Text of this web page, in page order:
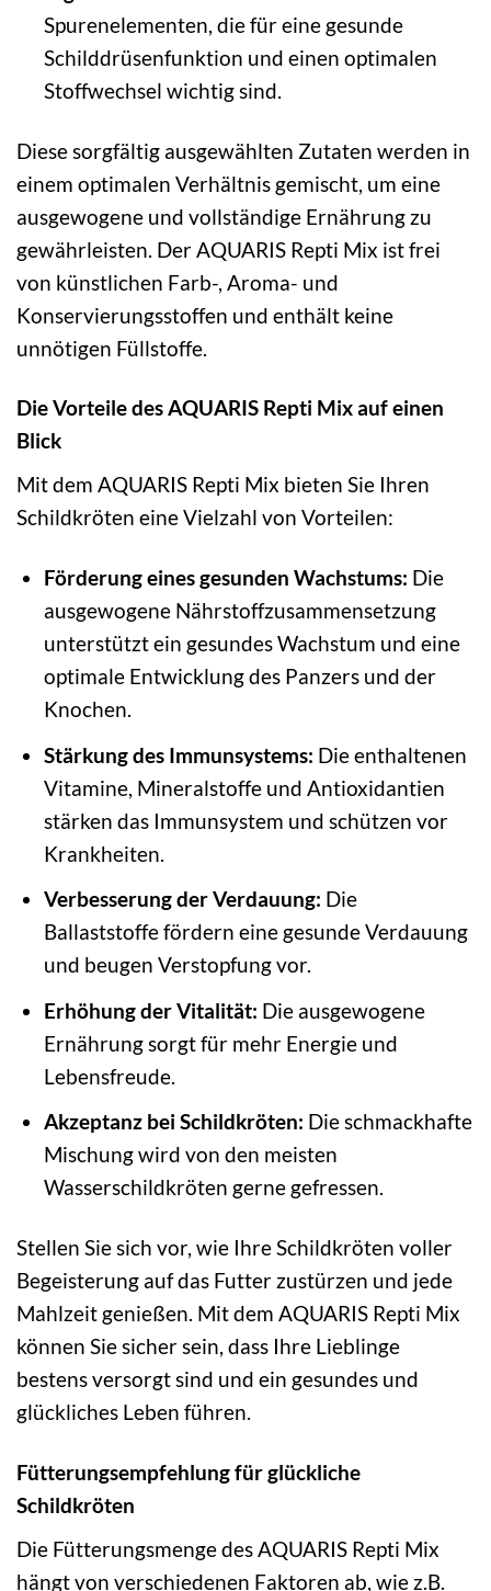
Spurenelementen, die für eine gesunde
Schilddrüsenfunktion und einen optimalen
Stoffwechsel wichtig sind.
Diese sorgfältig ausgewählten Zutaten werden in
einem optimalen Verhältnis gemischt, um eine
ausgewogene und vollständige Ernährung zu
gewährleisten. Der AQUARIS Repti Mix ist frei
von künstlichen Farb-, Aroma- und
Konservierungsstoffen und enthält keine
unnötigen Füllstoffe.
Die Vorteile des AQUARIS Repti Mix auf einen
Blick
Mit dem AQUARIS Repti Mix bieten Sie Ihren
Schildkröten eine Vielzahl von Vorteilen:
Förderung eines gesunden Wachstums: Die
ausgewogene Nährstoffzusammensetzung
unterstützt ein gesundes Wachstum und eine
optimale Entwicklung des Panzers und der
Knochen.
Stärkung des Immunsystems: Die enthaltenen
Vitamine, Mineralstoffe und Antioxidantien
stärken das Immunsystem und schützen vor
Krankheiten.
Verbesserung der Verdauung: Die
Ballaststoffe fördern eine gesunde Verdauung
und beugen Verstopfung vor.
Erhöhung der Vitalität: Die ausgewogene
Ernährung sorgt für mehr Energie und
Lebensfreude.
Akzeptanz bei Schildkröten: Die schmackhafte
Mischung wird von den meisten
Wasserschildkröten gerne gefressen.
Stellen Sie sich vor, wie Ihre Schildkröten voller
Begeisterung auf das Futter zustürzen und jede
Mahlzeit genießen. Mit dem AQUARIS Repti Mix
können Sie sicher sein, dass Ihre Lieblinge
bestens versorgt sind und ein gesundes und
glückliches Leben führen.
Fütterungsempfehlung für glückliche
Schildkröten
Die Fütterungsmenge des AQUARIS Repti Mix
hängt von verschiedenen Faktoren ab, wie z.B.